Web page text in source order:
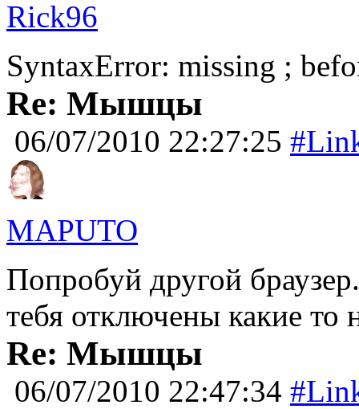
Rick96
SyntaxError: missing ;
Re: Мышцы
06/07/2010 22:27:25
MAPUTO
Попробуй другой
тебя отключены какие то
Re: Мышцы
06/07/2010 22:47:34